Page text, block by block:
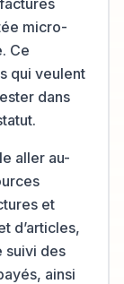
micro-
Ce
qui veulent
dans
aller au-
et
d’articles,
suivi des
ainsi